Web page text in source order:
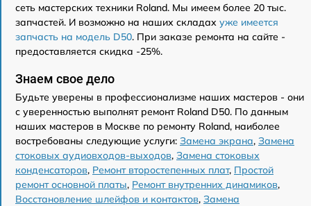
сеть мастерских техники Roland. Мы имеем более 20 тыс.
запчастей. И возможно на наших складах уже имеется
запчасть на модель D50. При заказе ремонта на сайте -
предоставляется скидка -25%.
Знаем свое дело
Будьте уверены в профессионализме наших мастеров - они
с уверенностью выполнят ремонт Roland D50. По данным
наших мастеров в Москве по ремонту Roland, наиболее
востребованы следующие услуги: Замена экрана, Замена
стоковых аудиовходов-выходов, Замена стоковых
конденсаторов, Ремонт второстепенных плат, Простой
ремонт основной платы, Ремонт внутренних динамиков,
Восстановление шлейфов и контактов, Замена